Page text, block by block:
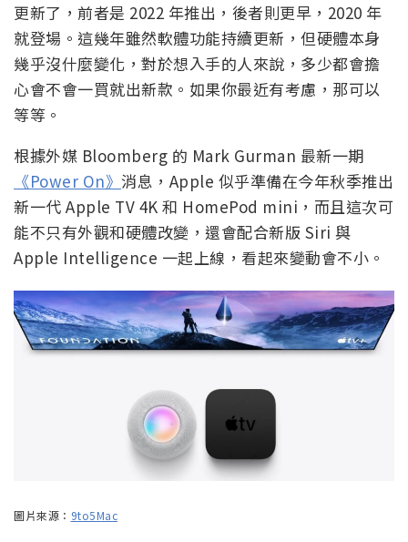
更新了，前者是 2022 年推出，後者則更早，2020 年
就登場。這幾年雖然軟體功能持續更新，但硬體本身
幾乎沒什麼變化，對於想入手的人來說，多少都會擔
心會不會一買就出新款。如果你最近有考慮，那可以
等等。
根據外媒 Bloomberg 的 Mark Gurman 最新一期
《Power On》 消息，Apple 似乎準備在今年秋季推出
新一代 Apple TV 4K 和 HomePod mini，而且這次可
能不只有外觀和硬體改變，還會配合新版 Siri 與
Apple Intelligence 一起上線，看起來變動會不小。
圖片來源： 9to5Mac